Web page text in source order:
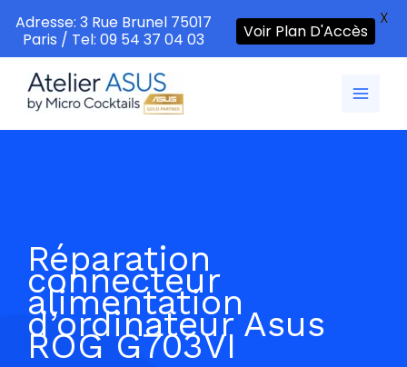
contenu
Réparation
connecteur
alimentation
d’ordinateur Asus
ROG G703VI
Adresse: 3 Rue Brunel 75017
Paris / Tel: 09 54 37 04 03
Voir Plan D'Accès
X